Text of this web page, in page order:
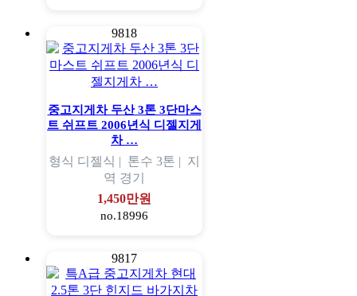
9818
중고지게차 두산 3톤 3단마스
트 쉬프트 2006년식 디젤지게
차 …
형식 디젤식 | 톤수 3톤 | 지
역 경기
1,450만원
no.18996
9817